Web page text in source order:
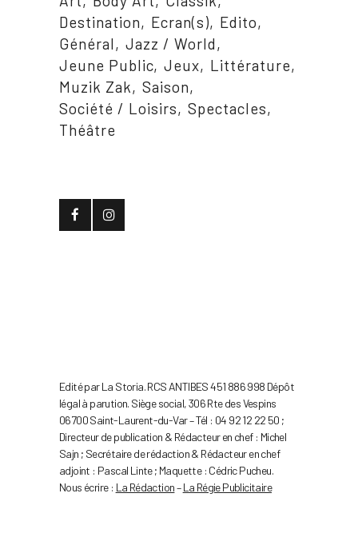
Destination
Ecran(s)
Edito
Général
Jazz / World
Jeune Public Jeux
Littérature
Muzik Zak
Saison
Société / Loisirs
Spectacles
Théâtre
Edité par La Storia. RCS ANTIBES 451 886 998 Dépôt
légal à parution. Siège social, 306 Rte des Vespins
06700 Saint-Laurent-du-Var – Tél : 04 92 12 22 50 ;
Directeur de publication & Rédacteur en chef : Michel
Sajn ; Secrétaire de rédaction & Rédacteur en chef
adjoint : Pascal Linte ; Maquette : Cédric Pucheu.
Nous écrire : La Rédaction–La Régie Publicitaire